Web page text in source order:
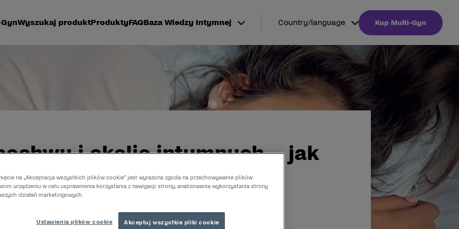
Wyszukaj produktProduktyFAQBaza Wiedzy Intymnej Country/language Kup Multi-Gyn
i okolic intymnych – jak
to zwykle objaw podrażnienia lub zakażenia.
na „Akceptacja wszystkich plików cookie” jest wyrażona zgoda na przechowywanie plików
urządzeniu w celu usprawnienia korzystania z nawigacji strony, analizowania wykorzystania strony
działań marketingowych.
Akceptuj wszystkie pliki cookie
Ustawienia plików cookie